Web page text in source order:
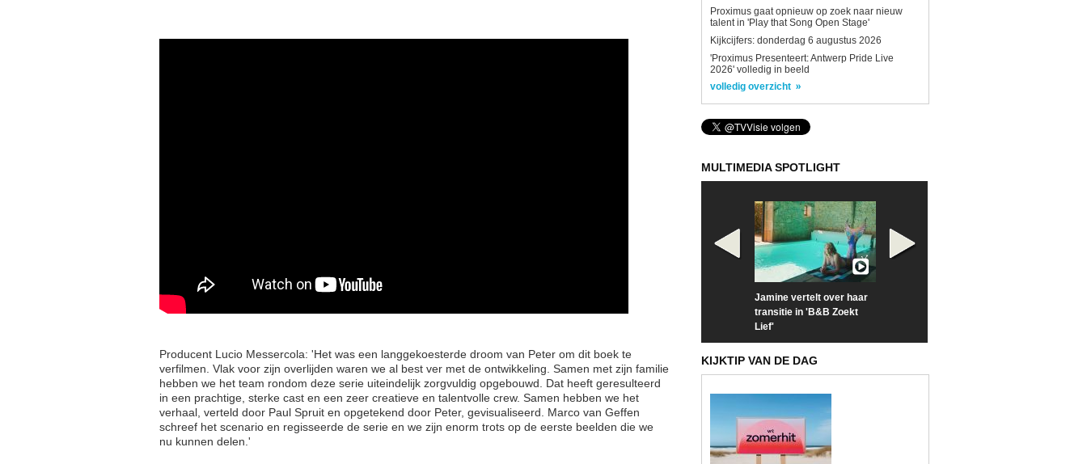
Producent Lucio Messercola: 'Het was een langgekoesterde droom van Peter om dit boek te
verfilmen. Vlak voor zijn overlijden waren we al best ver met de ontwikkeling. Samen met zijn familie
hebben we het team rondom deze serie uiteindelijk zorgvuldig opgebouwd. Dat heeft geresulteerd
in een prachtige, sterke cast en een zeer creatieve en talentvolle crew. Samen hebben we het
verhaal, verteld door Paul Spruit en opgetekend door Peter, gevisualiseerd. Marco van Geffen
schreef het scenario en regisseerde de serie en we zijn enorm trots op de eerste beelden die we
nu kunnen delen.'
Proximus gaat opnieuw op zoek naar nieuw
talent in 'Play that Song Open Stage'
Kijkcijfers: donderdag 6 augustus 2026
'Proximus Presenteert: Antwerp Pride Live
2026' volledig in beeld
volledig overzicht
MULTIMEDIA SPOTLIGHT
Jamine vertelt over haar
transitie in 'B&B Zoekt
Lief'
KIJKTIP VAN DE DAG